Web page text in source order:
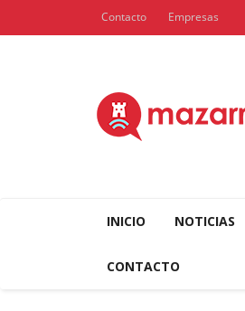
Contacto Empresas
INICIO NOTICIAS
CONTACTO